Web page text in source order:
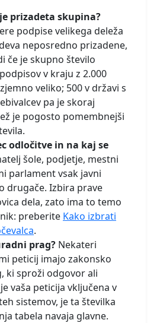
prizadeta skupina?
podpise velikega deleža
neposredno prizadene,
če je skupno število
v kraju z 2.000
veliko; 500 v državi s
pa je skoraj
je pogosto pomembnejši
odločitve in na kaj se
šole, podjetje, mestni
parlament vsak javni
drugače. Izbira prave
dela, zato ima to temo
preberite Kako izbrati
.
prag? Nekateri
peticij imajo zakonsko
ki sproži odgovor ali
vaša peticija vključena v
sistemov, je ta številka
tabela navaja glavne.